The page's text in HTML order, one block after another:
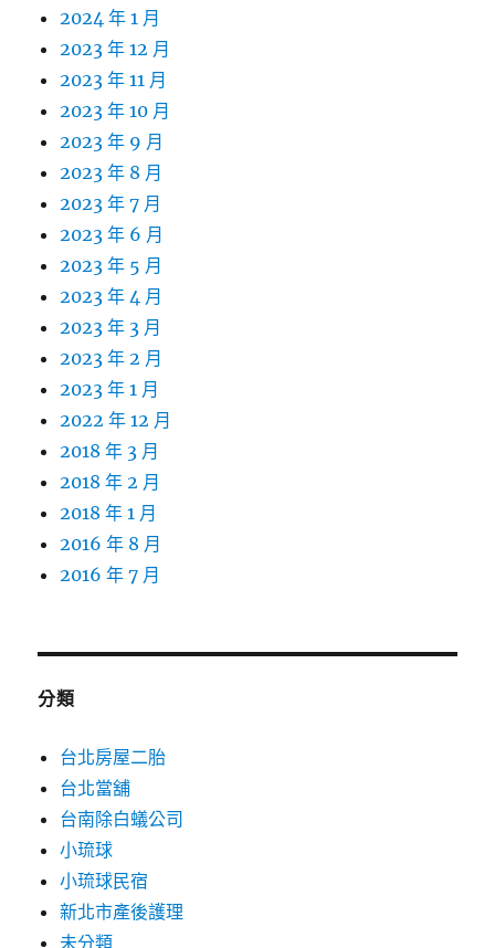
2024 年 1 月
2023 年 12 月
2023 年 11 月
2023 年 10 月
2023 年 9 月
2023 年 8 月
2023 年 7 月
2023 年 6 月
2023 年 5 月
2023 年 4 月
2023 年 3 月
2023 年 2 月
2023 年 1 月
2022 年 12 月
2018 年 3 月
2018 年 2 月
2018 年 1 月
2016 年 8 月
2016 年 7 月
分類
台北房屋二胎
台北當舖
台南除白蟻公司
小琉球
小琉球民宿
新北市產後護理
未分類